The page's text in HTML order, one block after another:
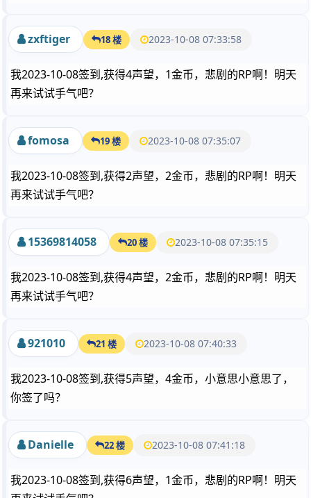
zxftiger 18 楼 2023-10-08 07:33:58
我2023-10-08签到,获得4声望，1金币，悲剧的RP啊！明天
再来试试手气吧？
fomosa 19 楼 2023-10-08 07:35:07
我2023-10-08签到,获得2声望，2金币，悲剧的RP啊！明天
再来试试手气吧？
15369814058 20 楼 2023-10-08 07:35:15
我2023-10-08签到,获得4声望，2金币，悲剧的RP啊！明天
再来试试手气吧？
921010 21 楼 2023-10-08 07:40:33
我2023-10-08签到,获得5声望，4金币，小意思小意思了，
你签了吗？
Danielle 22 楼 2023-10-08 07:41:18
我2023-10-08签到,获得6声望，1金币，悲剧的RP啊！明天